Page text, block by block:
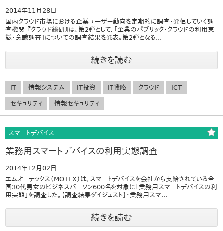
2014年11月28日
国内クラウド市場における企業ユーザー動向を定期的に調査・発信していく調
査機関 『クラウド総研』は、第2弾として、「企業のパブリック・クラウドの利用実
態・意識調査」についての調査結果を発表。第2弾となる...
続きを読む
IT 情報システム IT投資 IT戦略 クラウド ICT
セキュリティ 情報セキュリティ
スマートデバイス
業務用スマートデバイスの利用実態調査
2014年12月02日
エムオーテックス（MOTEX）は、スマートデバイスを会社から支給されている全
国30代男女のビジネスパーソン600名を対象に「業務用スマートデバイスの利
用実態」を調査した。【調査結果ダイジェスト】・業務用スマ...
続きを読む